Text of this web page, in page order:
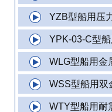
YZB型船用压
YPK-03-C型船
WLG型船用金
WSS型船用双
WTY型船用耐